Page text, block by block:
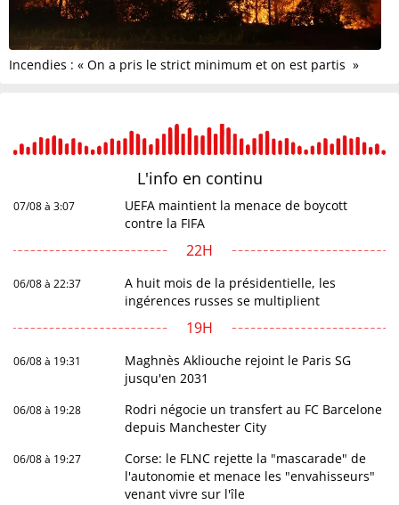
Incendies : « On a pris le strict minimum et on est partis »
L'info en continu
07/08 à 3:07
UEFA maintient la menace de boycott
contre la FIFA
22H
06/08 à 22:37
A huit mois de la présidentielle, les
ingérences russes se multiplient
19H
06/08 à 19:31
Maghnès Akliouche rejoint le Paris SG
jusqu'en 2031
06/08 à 19:28
Rodri négocie un transfert au FC Barcelone
depuis Manchester City
06/08 à 19:27
Corse: le FLNC rejette la "mascarade" de
l'autonomie et menace les "envahisseurs"
venant vivre sur l'île